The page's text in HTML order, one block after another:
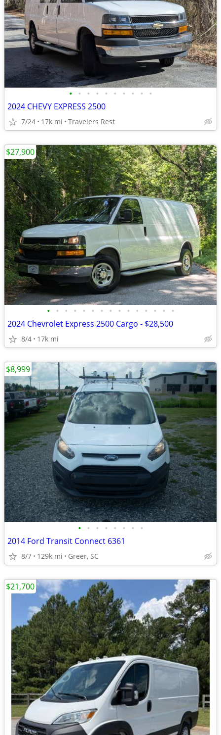
• • • • • • • • • •
2024 CHEVY EXPRESS 2500
7/24 17k mi Travelers Rest
• • • • • • • • • • • • • • •
2024 Chevrolet Express 2500 Cargo - $28,500
8/4 17k mi
$27,900
• • • • • • • •
2014 Ford Transit Connect 6361
8/7 129k mi Greer, SC
$8,999
$21,700